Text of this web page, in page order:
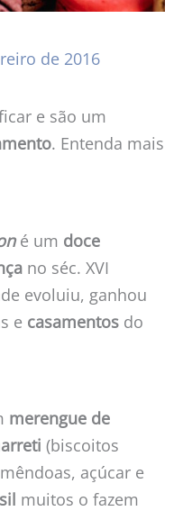
de 2016
e são um
. Entenda mais
é um doce
no séc. XVI
evoluiu, ganhou
e casamentos do
merengue de
(biscoitos
açúcar e
muitos o fazem